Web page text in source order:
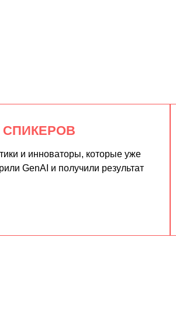
СПИКЕРОВ
и инноваторы, которые уже
GenAI и получили результат